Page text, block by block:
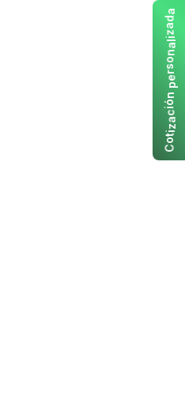
C
o
t
i
z
a
c
i
ó
n
p
e
r
s
o
n
a
l
i
z
a
d
a